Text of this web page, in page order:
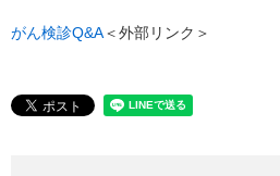
がん検診Q&A＜外部リンク＞